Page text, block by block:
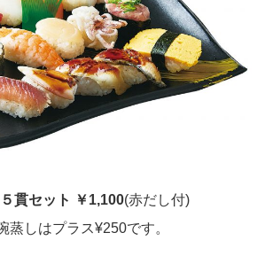
貫セット ￥1,100(赤だし付)
蒸しはプラス¥250です。